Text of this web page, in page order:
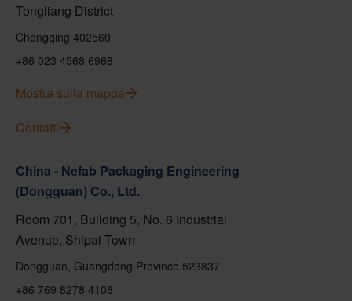
Tongliang District
Chongqing 402560
+86 023 4568 6968
Mostra sulla mappa
Contatti
China - Nefab Packaging Engineering
(Dongguan) Co., Ltd.
Room 701, Building 5, No. 6 Industrial
Avenue, Shipai Town
Dongguan, Guangdong Province 523837
+86 769 8278 4108